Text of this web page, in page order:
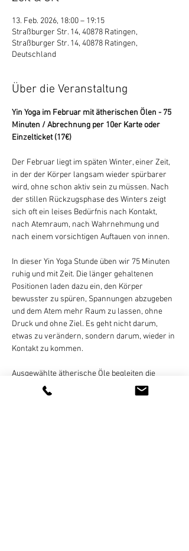
13. Feb. 2026, 18:00 – 19:15
Straßburger Str. 14, 40878 Ratingen,
Straßburger Str. 14, 40878 Ratingen,
Deutschland
Über die Veranstaltung
Yin Yoga im Februar mit ätherischen Ölen - 75
Minuten / Abrechnung per 10er Karte oder
Einzelticket (17€)
Der Februar liegt im späten Winter, einer Zeit,
in der der Körper langsam wieder spürbarer
wird, ohne schon aktiv sein zu müssen. Nach
der stillen Rückzugsphase des Winters zeigt
sich oft ein leises Bedürfnis nach Kontakt,
nach Atemraum, nach Wahrnehmung und
nach einem vorsichtigen Auftauen von innen.
In dieser Yin Yoga Stunde üben wir 75 Minuten
ruhig und mit Zeit. Die länger gehaltenen
Positionen laden dazu ein, den Körper
bewusster zu spüren, Spannungen abzugeben
und dem Atem mehr Raum zu lassen, ohne
Druck und ohne Ziel. Es geht nicht darum,
etwas zu verändern, sondern darum, wieder in
Kontakt zu kommen.
Ausgewählte ätherische Öle begleiten die
Praxis dezent. Sie unterstützen die
Wahrnehmung, den Atem und die innere